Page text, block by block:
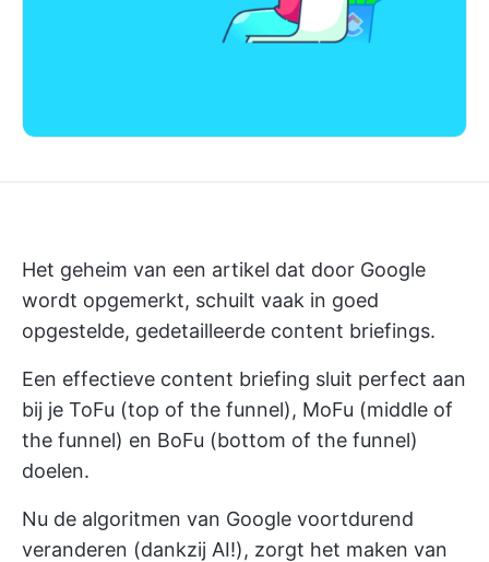
Het geheim van een artikel dat door Google
wordt opgemerkt, schuilt vaak in goed
opgestelde, gedetailleerde content briefings.
Een effectieve content briefing sluit perfect aan
bij je ToFu (top of the funnel), MoFu (middle of
the funnel) en BoFu (bottom of the funnel)
doelen.
Nu de algoritmen van Google voortdurend
veranderen (dankzij AI!), zorgt het maken van